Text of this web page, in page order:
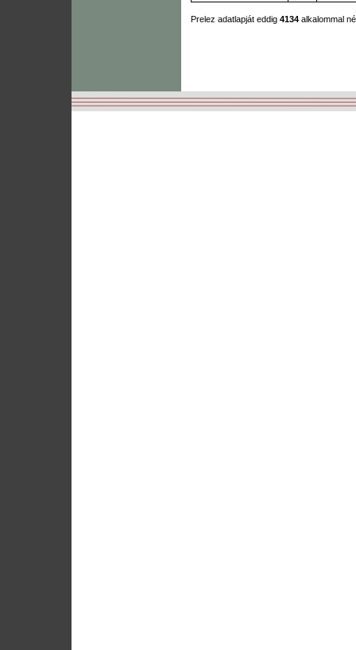
Prelez adatlapját eddig 4134 alkalommal